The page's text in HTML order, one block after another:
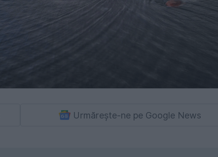
Urmărește-ne pe Google News